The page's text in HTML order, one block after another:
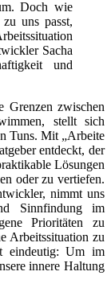
Doch wie
uns passt,
Sacha
und
Grenzen zwischen
stellt sich
Tuns. Mit „Arbeite
entdeckt, der
Lösungen
oder zu vertiefen.
nimmt uns
Sinnfindung im
Prioritäten zu
Arbeitssituation zu
eindeutig: Um im
innere Haltung